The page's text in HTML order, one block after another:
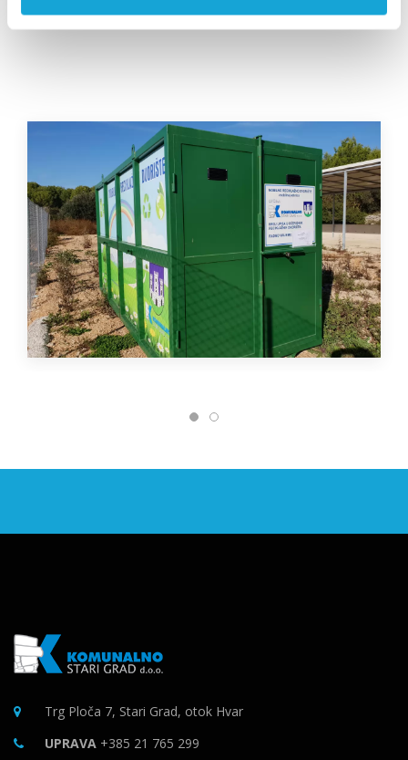
Trg Ploča 7, Stari Grad, otok Hvar
UPRAVA +385 21 765 299